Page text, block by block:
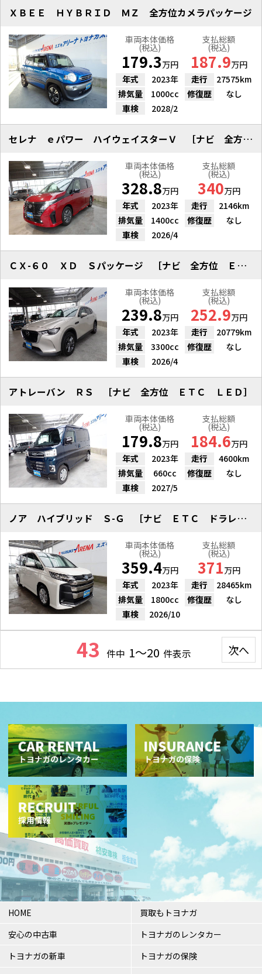
ＸＢＥＥ ＨＹＢＲＩＤ ＭＺ 全方位カメラパッケージ
車両本体価格
(税込)
179.3万円
支払総額
(税込)
187.9万円
年式
2023年 走行
27575km
排気量
1000cc 修復歴
なし
車検
2028/2
セレナ ｅパワー ハイウェイスターＶ ［ナビ 全方位 ＥＴＣ アルミ］
車両本体価格
(税込)
328.8万円
支払総額
(税込)
340万円
年式
2023年 走行
2146km
排気量
1400cc 修復歴
なし
車検
2026/4
ＣＸ-６０ ＸＤ Ｓパッケージ ［ナビ 全方位 ＥＴＣ ドラレコ］
車両本体価格
(税込)
239.8万円
支払総額
(税込)
252.9万円
年式
2023年 走行
20779km
排気量
3300cc 修復歴
なし
車検
2026/4
アトレーバン ＲＳ ［ナビ 全方位 ＥＴＣ ＬＥＤ］
車両本体価格
(税込)
179.8万円
支払総額
(税込)
184.6万円
年式
2023年 走行
4600km
排気量
660cc 修復歴
なし
車検
2027/5
ノア ハイブリッド Ｓ-Ｇ ［ナビ ＥＴＣ ドラレコ Ｒモニター］
車両本体価格
(税込)
359.4万円
支払総額
(税込)
371万円
年式
2023年 走行
28465km
排気量
1800cc 修復歴
なし
車検
2026/10
43 件中 1～20 件表示 次へ
HOME
安心の中古車
トヨナガの新車
買取もトヨナガ
トヨナガのレンタカー
トヨナガの保険